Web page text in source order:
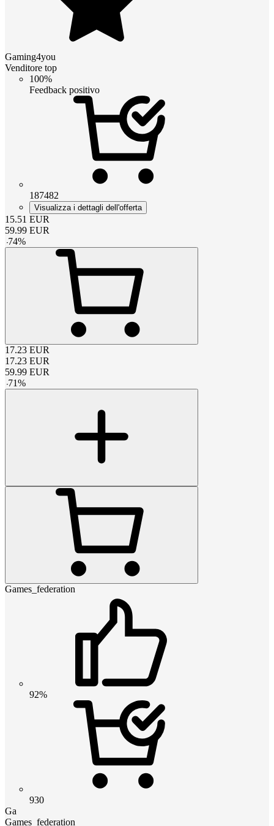
Gaming4you
Venditore top
100%
Feedback positivo
187482
Visualizza i dettagli dell'offerta
15.51 EUR
59.99 EUR
-74%
17.23 EUR
17.23 EUR
59.99 EUR
-71%
Games_federation
92%
930
Ga
Games_federation